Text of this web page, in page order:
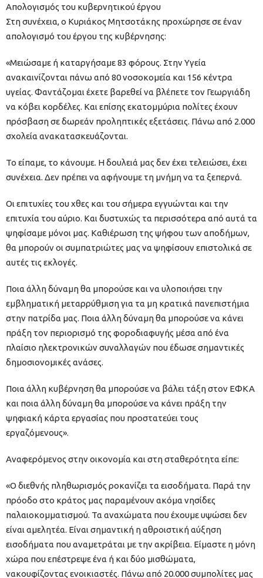
Απολογισμός του κυβερνητικού έργου
Στη συνέχεια, ο Κυριάκος Μητσοτάκης προχώρησε σε έναν
απολογισμό του έργου της κυβέρνησης:
«Μειώσαμε ή καταργήσαμε 83 φόρους. Στην Υγεία
ανακαινίζονται πάνω από 80 νοσοκομεία και 156 κέντρα
υγείας. Φαντάζομαι έχετε βαρεθεί να βλέπετε τον Γεωργιάδη
να κόβει κορδέλες. Και επίσης εκατομμύρια πολίτες έχουν
πρόσβαση σε δωρεάν προληπτικές εξετάσεις. Πάνω από 2.000
σχολεία ανακατασκευάζονται.
Το είπαμε, το κάνουμε. Η δουλειά μας δεν έχει τελειώσει, έχει
συνέχεια. Δεν πρέπει να αφήνουμε τη μνήμη να τα ξεπερνά.
Οι επιτυχίες του χθες και του σήμερα εγγυώνται και την
επιτυχία του αύριο. Και δυστυχώς τα περισσότερα από αυτά τα
ψηφίσαμε μόνοι μας. Καθιέρωση της ψήφου των αποδήμων,
θα μπορούν οι συμπατριώτες μας να ψηφίσουν επιστολικά σε
αυτές τις εκλογές.
Ποια άλλη δύναμη θα μπορούσε και να υλοποιήσει την
εμβληματική μεταρρύθμιση για τα μη κρατικά πανεπιστήμια
στην πατρίδα μας. Ποια άλλη δύναμη θα μπορούσε να κάνει
πράξη τον περιορισμό της φοροδιαφυγής μέσα από ένα
πλαίσιο ηλεκτρονικών συναλλαγών που έδωσε σημαντικές
δημοσιονομικές ανάσες.
Ποια άλλη κυβέρνηση θα μπορούσε να βάλει τάξη στον ΕΦΚΑ
και ποια άλλη δύναμη θα μπορούσε να κάνει πράξη την
ψηφιακή κάρτα εργασίας που προστατεύει τους
εργαζόμενους».
Αναφερόμενος στην οικονομία και στη σταθερότητα είπε:
«Ο διεθνής πληθωρισμός ροκανίζει τα εισοδήματα. Παρά την
πρόοδο στο κράτος μας παραμένουν ακόμα νησίδες
παλαιοκομματισμού. Τα αναχώματα που έχουμε υψώσει δεν
είναι αμελητέα. Είναι σημαντική η αθροιστική αύξηση
εισοδήματα που αναμετράται με την ακρίβεια. Είμαστε η μόνη
χώρα που επέστρεψε ένα ή και δύο μισθώματα,
νακουφίζοντας ενοικιαστές. Πάνω από 20.000 συμπολίτες μας